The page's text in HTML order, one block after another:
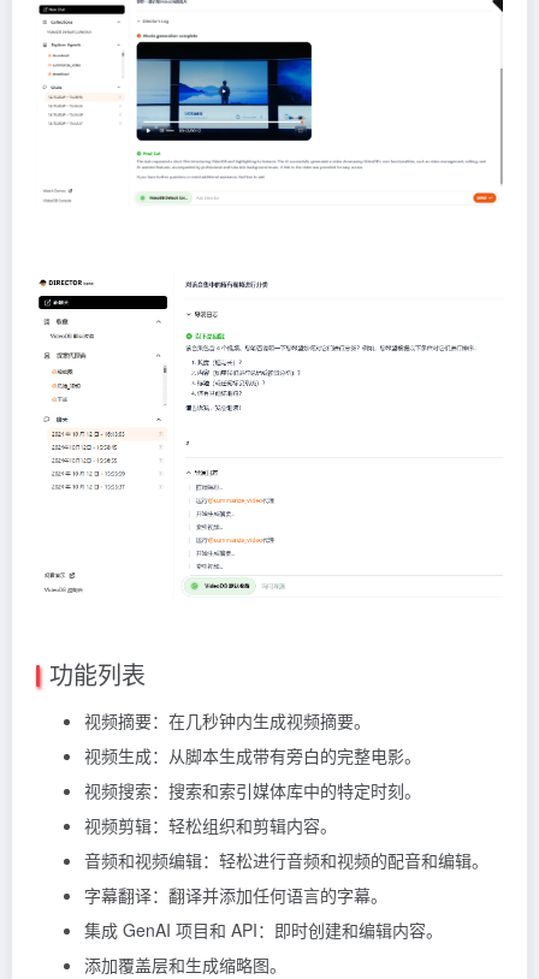
功能列表
视频摘要：在几秒钟内生成视频摘要。
视频生成：从脚本生成带有旁白的完整电影。
视频搜索：搜索和索引媒体库中的特定时刻。
视频剪辑：轻松组织和剪辑内容。
音频和视频编辑：轻松进行音频和视频的配音和编辑。
字幕翻译：翻译并添加任何语言的字幕。
集成 GenAI 项目和 API：即时创建和编辑内容。
添加覆盖层和生成缩略图。